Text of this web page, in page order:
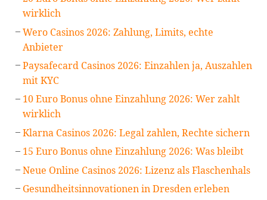
wirklich
Wero Casinos 2026: Zahlung, Limits, echte
Anbieter
Paysafecard Casinos 2026: Einzahlen ja, Auszahlen
mit KYC
10 Euro Bonus ohne Einzahlung 2026: Wer zahlt
wirklich
Klarna Casinos 2026: Legal zahlen, Rechte sichern
15 Euro Bonus ohne Einzahlung 2026: Was bleibt
Neue Online Casinos 2026: Lizenz als Flaschenhals
Gesundheitsinnovationen in Dresden erleben